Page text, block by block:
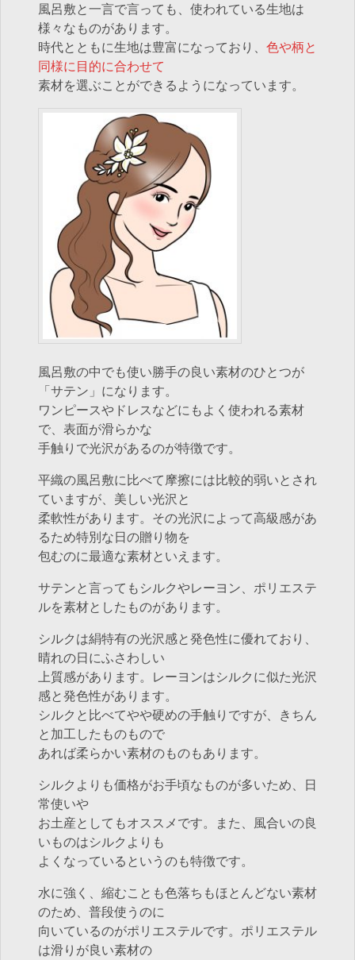
風呂敷と一言で言っても、使われている生地は
様々なものがあります。
時代とともに生地は豊富になっており、 色や柄と
同様に目的に合わせて
素材を選ぶことができるようになっています。
風呂敷の中でも使い勝手の良い素材のひとつが
「サテン」になります。
ワンピースやドレスなどにもよく使われる素材
で、表面が滑らかな
手触りで光沢があるのが特徴です。
平織の風呂敷に比べて摩擦には比較的弱いとされ
ていますが、美しい光沢と
柔軟性があります。その光沢によって高級感があ
るため特別な日の贈り物を
包むのに最適な素材といえます。
サテンと言ってもシルクやレーヨン、ポリエステ
ルを素材としたものがあります。
シルクは絹特有の光沢感と発色性に優れており、
晴れの日にふさわしい
上質感があります。レーヨンはシルクに似た光沢
感と発色性があります。
シルクと比べてやや硬めの手触りですが、きちん
と加工したものもので
あれば柔らかい素材のものもあります。
シルクよりも価格がお手頃なものが多いため、日
常使いや
お土産としてもオススメです。また、風合いの良
いものはシルクよりも
よくなっているというのも特徴です。
水に強く、縮むことも色落ちもほとんどない素材
のため、普段使うのに
向いているのがポリエステルです。ポリエステル
は滑りが良い素材の